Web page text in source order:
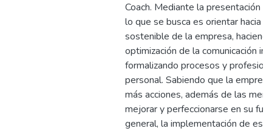
Coach. Mediante la presentación
lo que se busca es orientar hacia
sostenible de la empresa,
optimización de la comunicación
formalizando procesos y
personal. Sabiendo que la
más acciones, además de las
mejorar y perfeccionarse en su
general, la implementación de